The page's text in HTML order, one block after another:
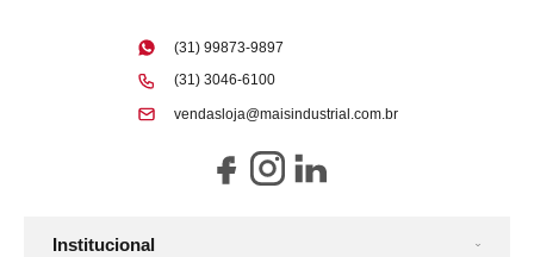
Institucional
(31) 99873-9897
(31) 3046-6100
vendasloja@maisindustrial.com.br